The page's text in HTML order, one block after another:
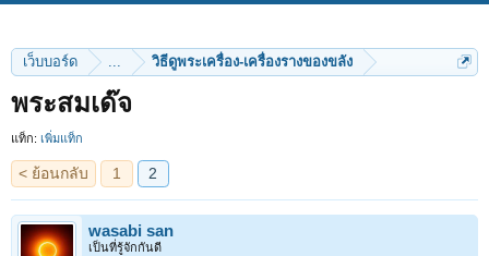
เว็บบอร์ด ... วิธีดูพระเครื่อง-เครื่องรางของขลัง
พระสมเด๊จ
แท็ก: เพิ่มแท็ก
< ย้อนกลับ 1 2
wasabi san
เป็นที่รู้จักกันดี